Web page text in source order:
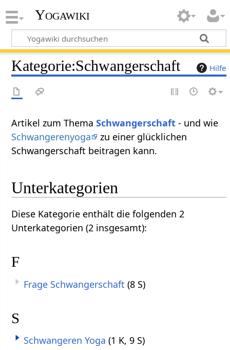
Yogawiki
Hilfe
Kategorie:Schwangerschaft
Artikel zum ThemaSchwangerschaft - und wie
Schwangerenyoga
zu einer glücklichen
Schwangerschaft beitragen kann.
Unterkategorien
Diese Kategorie enthält die folgenden 2
Unterkategorien (2 insgesamt):
F
Frage Schwangerschaft (8 S)
S
Schwangeren Yoga (1 K, 9 S)